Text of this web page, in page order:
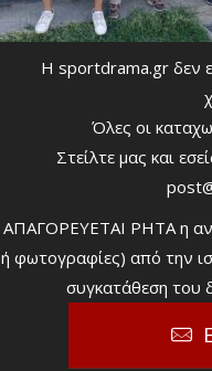
Η sportdrama.gr δεν
Όλες οι
Στείλτε μας και
ΑΠΑΓΟΡΕΥΕΤΑΙ ΡΗΤΑ η
ή φωτογραφίες) από την
συγκατάθεση του